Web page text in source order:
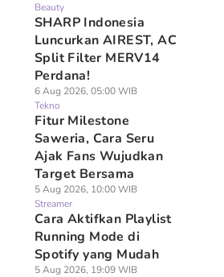
Beauty
SHARP Indonesia
Luncurkan AIREST, AC
Split Filter MERV14
Perdana!
6 Aug 2026, 05:00 WIB
Tekno
Fitur Milestone
Saweria, Cara Seru
Ajak Fans Wujudkan
Target Bersama
5 Aug 2026, 10:00 WIB
Streamer
Cara Aktifkan Playlist
Running Mode di
Spotify yang Mudah
5 Aug 2026, 19:09 WIB